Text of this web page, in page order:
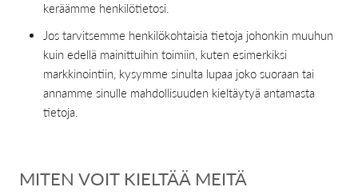
keräämme henkilötietosi.
Jos tarvitsemme henkilökohtaisia tietoja johonkin muuhun
kuin edellä mainittuihin toimiin, kuten esimerkiksi
markkinointiin, kysymme sinulta lupaa joko suoraan tai
annamme sinulle mahdollisuuden kieltäytyä antamasta
tietoja.
MITEN VOIT KIELTÄÄ MEITÄ